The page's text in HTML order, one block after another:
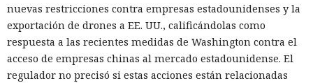
nuevas restricciones contra empresas estadounidenses y la
exportación de drones a EE. UU., calificándolas como
respuesta a las recientes medidas de Washington contra el
acceso de empresas chinas al mercado estadounidense. El
regulador no precisó si estas acciones están relacionadas